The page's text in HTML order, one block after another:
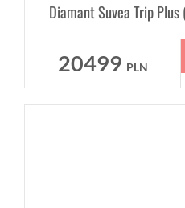
Diamant Suvea Trip
20499 PLN